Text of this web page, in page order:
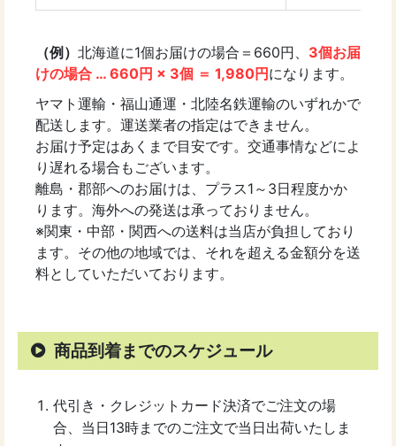
（例） 北海道に1個お届けの場合＝660円、 3個お届
けの場合 … 660円 × 3個 ＝ 1,980円になります。
ヤマト運輸・福山通運・北陸名鉄運輸のいずれかで
配送します。運送業者の指定はできません。
お届け予定はあくまで目安です。交通事情などによ
り遅れる場合もございます。
離島・郡部へのお届けは、プラス1～3日程度かか
ります。海外への発送は承っておりません。
※関東・中部・関西への送料は当店が負担しており
ます。その他の地域では、それを超える金額分を送
料としていただいております。
商品到着までのスケジュール
代引き・クレジットカード決済でご注文の場
合、当日13時までのご注文で当日出荷いたしま